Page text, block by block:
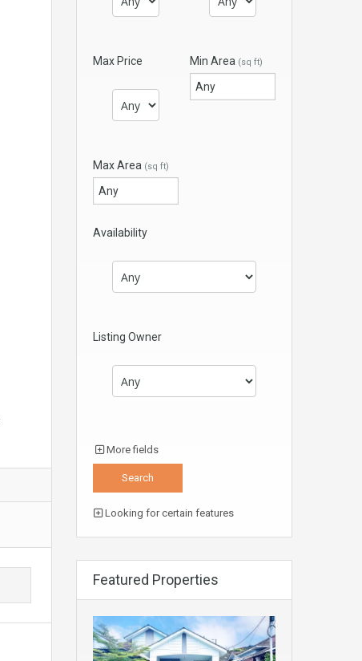
Max Price Min Area (sq ft)
Max Area (sq ft)
Availability
Listing Owner
More fields
Looking for certain features
Featured Properties